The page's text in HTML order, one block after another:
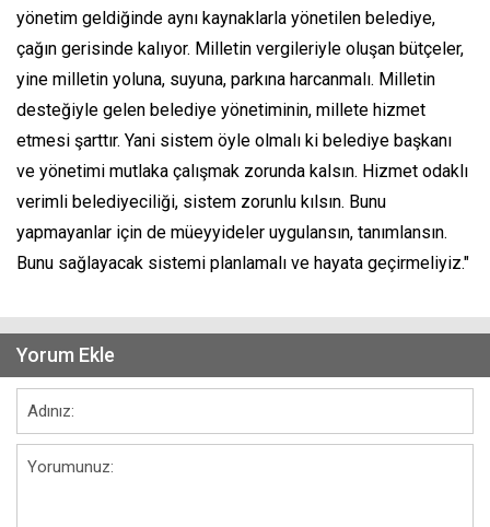
yönetim geldiğinde aynı kaynaklarla yönetilen belediye,
çağın gerisinde kalıyor. Milletin vergileriyle oluşan bütçeler,
yine milletin yoluna, suyuna, parkına harcanmalı. Milletin
desteğiyle gelen belediye yönetiminin, millete hizmet
etmesi şarttır. Yani sistem öyle olmalı ki belediye başkanı
ve yönetimi mutlaka çalışmak zorunda kalsın. Hizmet odaklı
verimli belediyeciliği, sistem zorunlu kılsın. Bunu
yapmayanlar için de müeyyideler uygulansın, tanımlansın.
Bunu sağlayacak sistemi planlamalı ve hayata geçirmeliyiz."
Yorum Ekle